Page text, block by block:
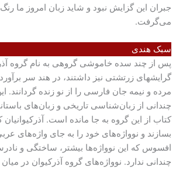
جبران این گزایش نبود و شاید زبان امروز ما
می‌گرفت.
سبک هندی
پس از چند سده خاموشی گروهی به نام گروه
گرایشهای زرتشتی نیز داشتند، در هند سر
مرده و نیمه جان فارسی را از نو زنده گردانند.
چندانی از زبان‌شناسی تاریخی و زبان‌های
کتاب از این گروه به جا مانده است. آذرکیوانیان
بسازند و نوواژه‌های خود را به جای واژه‌های
افسوس که این نوواژه‌ها بیشتر، ساختگی و
چندانی ندارد. نوواژه‌های گروه آذرکیوان در